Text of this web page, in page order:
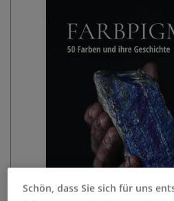
Schön, dass Sie sich für uns